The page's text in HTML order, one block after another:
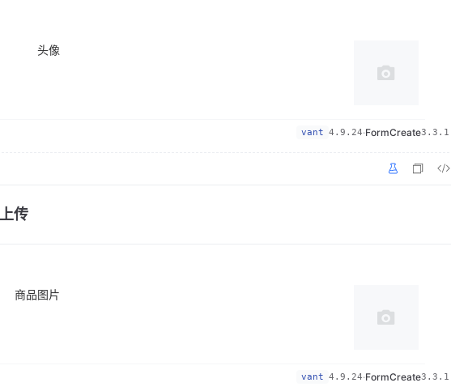
vant 4.9.24·FormCreate3.3.1
头像
传
vant 4.9.24·FormCreate3.3.1
商品图片